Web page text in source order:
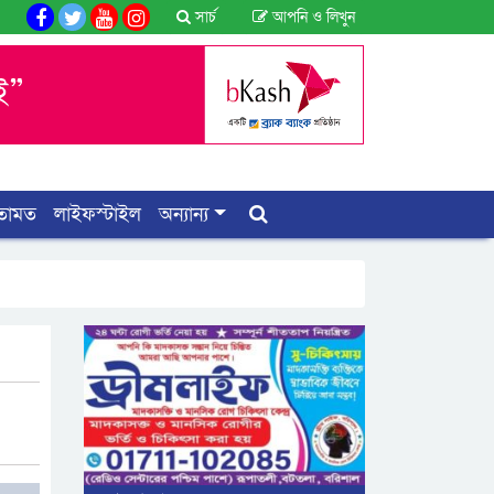
আপনি ও লিখুন
সার্চ
লাইফস্টাইল অন্যান্য